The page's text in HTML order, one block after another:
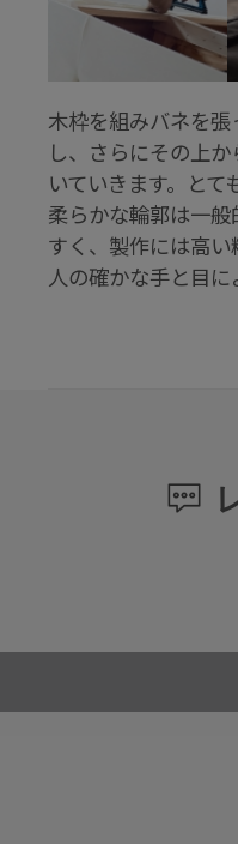
木枠を組みバネを
し、さらにその上
いていきます。と
柔らかな輪郭は一
すく、製作には高
人の確かな手と目